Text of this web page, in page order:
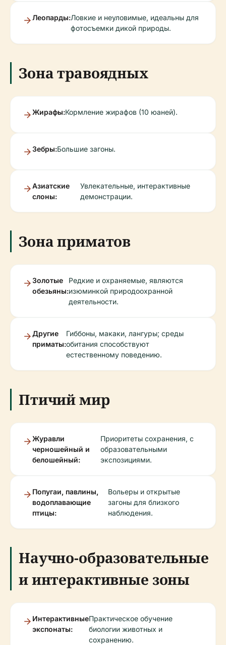
Леопарды:Ловкие и неуловимые, идеальны для
фотосъемки дикой природы.
Зона травоядных
Жирафы:Кормление жирафов (10 юаней).
Зебры:Большие загоны.
Азиатские
слоны:
Увлекательные, интерактивные
демонстрации.
Зона приматов
Золотые
обезьяны:
Редкие и охраняемые, являются
изюминкой природоохранной
деятельности.
Другие
приматы:
Гиббоны, макаки, лангуры; среды
обитания способствуют
естественному поведению.
Птичий мир
Журавли
черношейный и
белошейный:
Приоритеты сохранения, с
образовательными
экспозициями.
Попугаи, павлины,
водоплавающие
птицы:
Вольеры и открытые
загоны для близкого
наблюдения.
Научно-образовательные
и интерактивные зоны
Интерактивные
экспонаты:
Практическое обучение
биологии животных и
сохранению.